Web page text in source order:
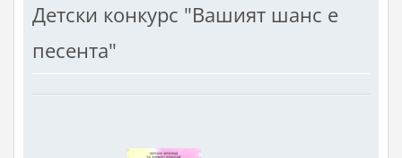
Детски конкурс "Вашият шанс е
песента"